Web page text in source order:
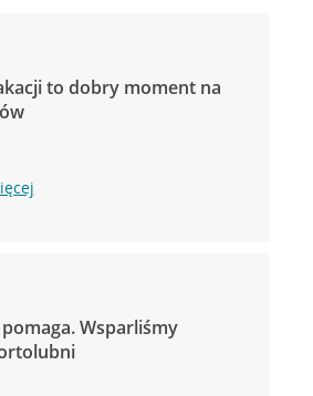
to dobry moment na
Wsparliśmy